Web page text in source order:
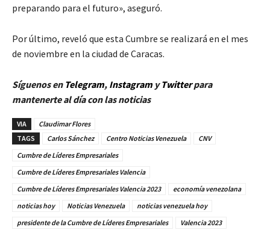
preparando para el futuro», aseguró.
Por último, reveló que esta Cumbre se realizará en el mes
de noviembre en la ciudad de Caracas.
Síguenos en Telegram, InstagramyTwitterpara
mantenerte al día con las noticias
VIA
Claudimar Flores
TAGS
Carlos Sánchez Centro Noticias Venezuela
CNV
Cumbre de Líderes Empresariales
Cumbre de Líderes Empresariales Valencia
Cumbre de Líderes Empresariales Valencia 2023
economía venezolana
noticias hoy
Noticias Venezuela
noticias venezuela hoy
presidente de la Cumbre de Líderes Empresariales
Valencia 2023